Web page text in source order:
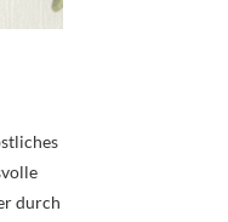
durch